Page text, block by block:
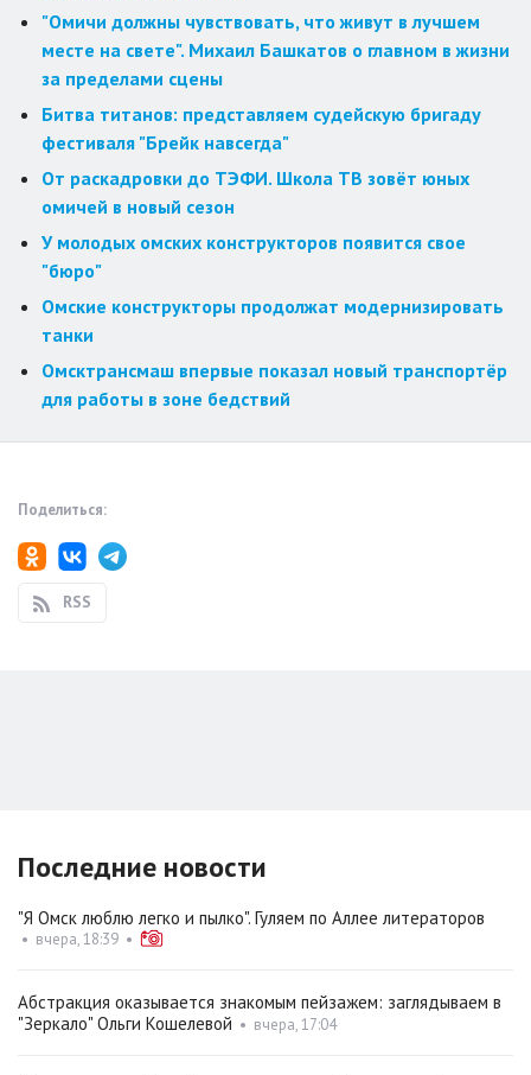
"Омичи должны чувствовать, что живут в лучшем
месте на свете". Михаил Башкатов о главном в жизни
за пределами сцены
Битва титанов: представляем судейскую бригаду
фестиваля "Брейк навсегда"
От раскадровки до ТЭФИ. Школа ТВ зовёт юных
омичей в новый сезон
У молодых омских конструкторов появится свое
"бюро"
Омские конструкторы продолжат модернизировать
танки
Омсктрансмаш впервые показал новый транспортёр
для работы в зоне бедствий
Поделиться:
RSS
Последние новости
"Я Омск люблю легко и пылко". Гуляем по Аллее литераторов
• вчера, 18:39 •
Абстракция оказывается знакомым пейзажем: заглядываем в
"Зеркало" Ольги Кошелевой • вчера, 17:04